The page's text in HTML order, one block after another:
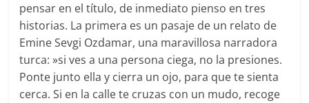
pensar en el título, de inmediato pienso en tres
historias. La primera es un pasaje de un relato de
Emine Sevgi Ozdamar, una maravillosa narradora
turca: »si ves a una persona ciega, no la presiones.
Ponte junto ella y cierra un ojo, para que te sienta
cerca. Si en la calle te cruzas con un mudo, recoge